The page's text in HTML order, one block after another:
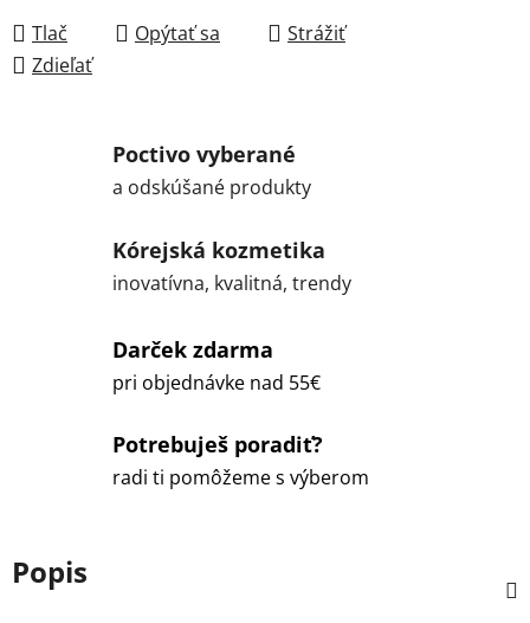
Tlač Opýtať sa
Strážiť
Zdieľať
Poctivo vyberané
a odskúšané produkty
Kórejská kozmetika
inovatívna, kvalitná, trendy
Darček zdarma
pri objednávke nad 55€
Potrebuješ poradiť?
radi ti pomôžeme s výberom
Popis